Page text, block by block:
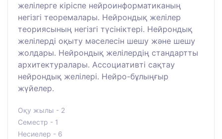
желілерге кіріспе нейроинформатиканың
негізгі теоремалары. Нейрондық желілер
теориясының негізгі түсініктері. Нейрондық
желілерді оқыту мәселесін шешу және шешу
жолдары. Нейрондық желілердің стандартты
архитектуралары. Ассоциативті сақтау
нейрондық желілері. Нейро-бұлыңғыр
жүйелер.
Оқу жылы - 2
Семестр - 1
Несиелер - 6